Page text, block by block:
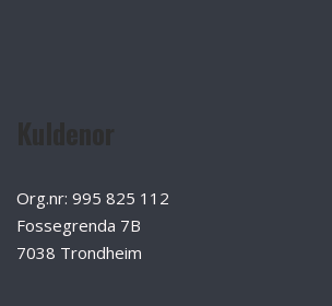
Org.nr: 995 825 112
Fossegrenda 7B
7038 Trondheim